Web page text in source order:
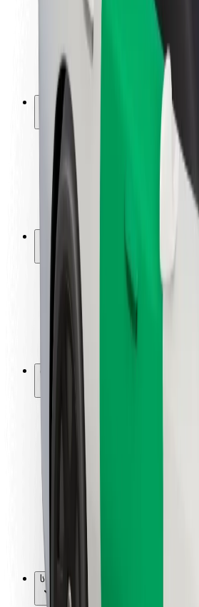
ლიდერობა
მედია
ურბანული ფონდი
უსაფრთხოება
მგზავრების უსაფრთხოება
მძღოლების
სკუტერის უსაფრთხოება
უსაფრთხოება
ქალაქები
ლოკაციები
ქალაქი უკეთესობისკენ
აეროპორტები
Bolt-ის დასატენი სადგური
მხარდაჭერა
მგზავრებისთვის
მძღოლებისთვის
კურიერებისთვის
Bolt Food
ავტოპარკის
Bolt for Business
სხვა